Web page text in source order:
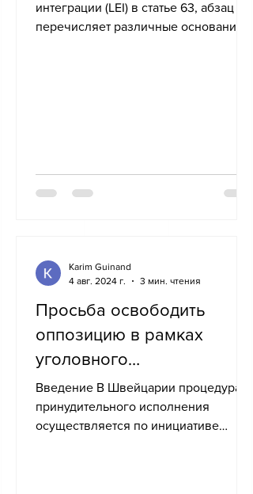
интеграции (LEI) в статье 63, абзац 1,
перечисляет различные основания
Просьба освободить
оппозицию в рамках
уголовного
преследования
Введение В Швейцарии процедура
принудительного исполнения
осуществляется по инициативе
Karim Guinand
4 авг. 2024 г.
3 мин. чтения